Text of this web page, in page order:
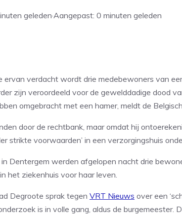
geleden·Aangepast: 0 minuten geleden
ervan verdacht wordt drie medebewoners van
zijn veroordeeld voor de gewelddadige dood
omgebracht met een hamer, meldt de
door de rechtbank, maar omdat hij
strikte voorwaarden’ in een verzorgingshuis
Dentergem werden afgelopen nacht drie
het ziekenhuis voor haar leven.
Degroote sprak tegen VRT Nieuws over een
is in volle gang, aldus de burgemeester.